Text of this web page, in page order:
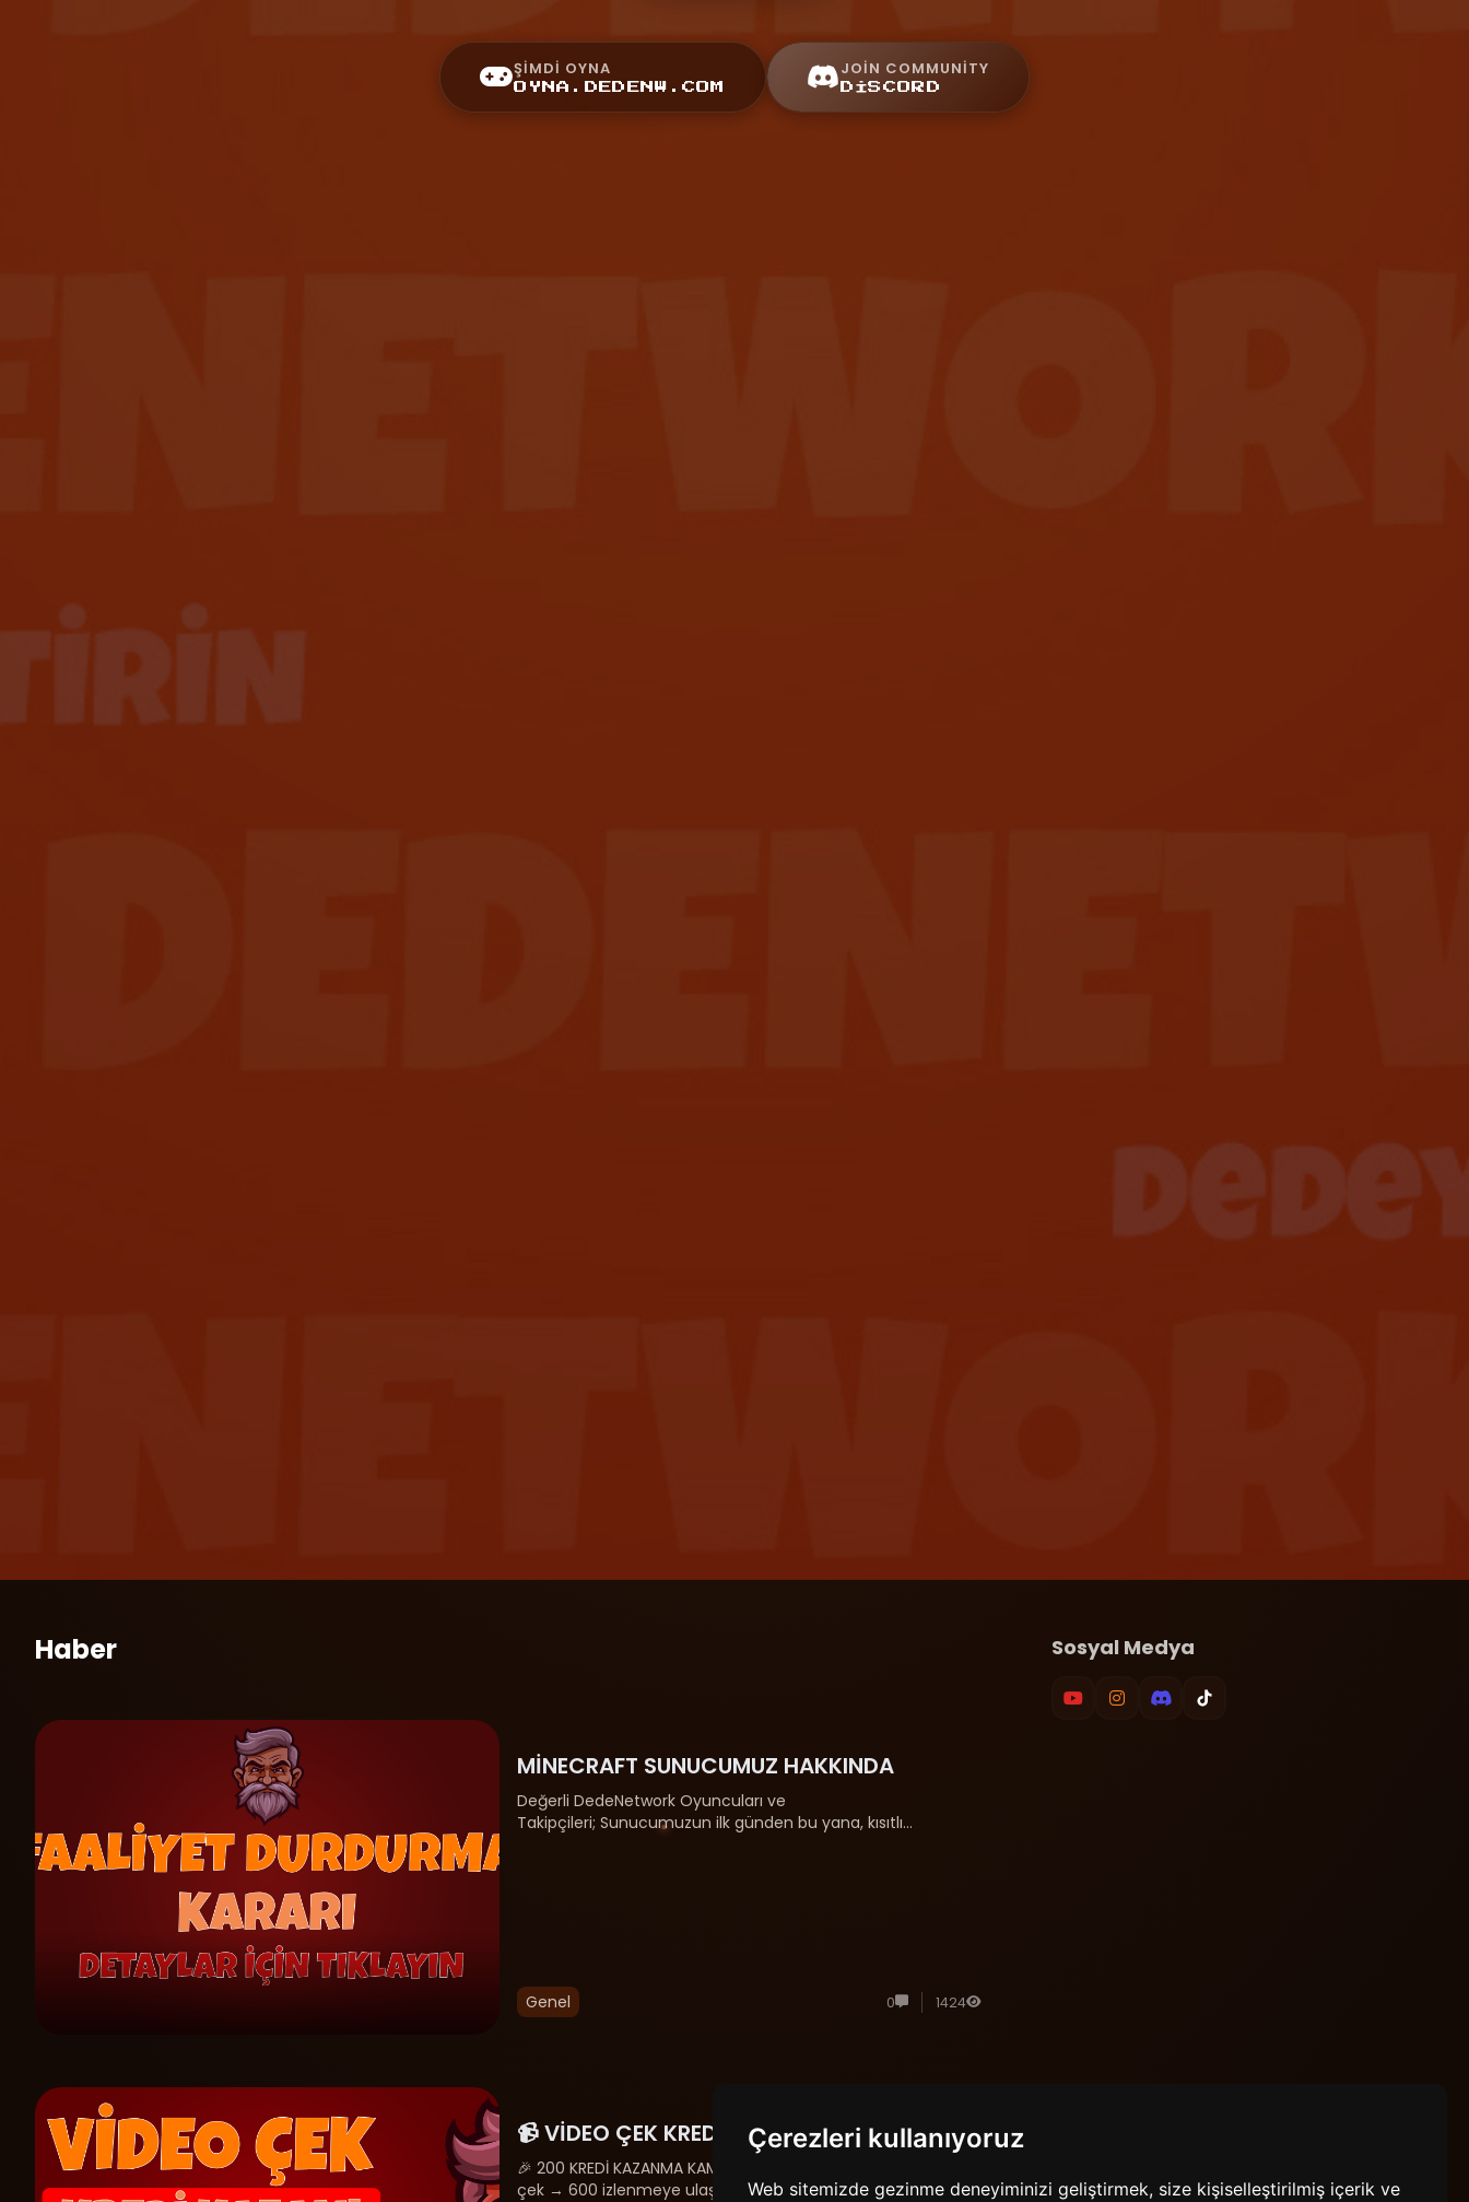
Çerezleri kullanıyoruz
Web sitemizde gezinme deneyiminizi geliştirmek, size kişiselleştirilmiş içerik ve
ŞIMDI OYNA
OYNA.DEDENW.COM
JOIN COMMUNITY
DISCORD
Haber
MİNECRAFT SUNUCUMUZ HAKKINDA
Değerli DedeNetwork Oyuncuları ve
Takipçileri; Sunucumuzun ilk günden bu yana, kısıtlı
Genel 0 1424
📹 VİDEO ÇEK KREDİ KAZAN KAMPANYASI
🎉 200 KREDİ KAZANMA KAMPANYASI BAŞLADI! 📹 Uzun video
çek → 600 izlenmeye ulaş → 200 kredi kazan🎬 Kısa video
Sosyal Medya